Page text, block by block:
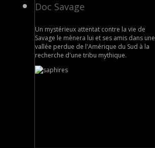
Doc Savage
Un mystérieux attentat contre la vie de
Savage le mènera lui et ses amis dans une
vallée perdue de l'Amérique du Sud à la
recherche d'une tribu mythique.